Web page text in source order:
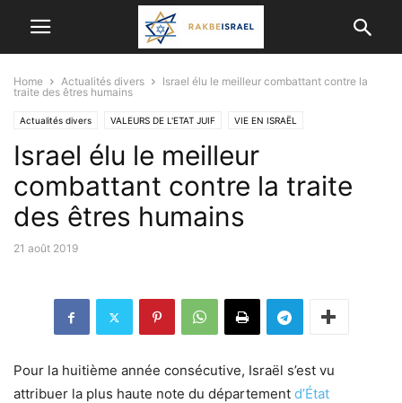
Home Actualités divers
Israel élu le meilleur combattant contre la
traite des êtres humains
Actualités divers VALEURS DE L'ETAT JUIF VIE EN ISRAËL
Israel élu le meilleur
combattant contre la traite
des êtres humains
21 août 2019
Pour la huitième année consécutive, Israël s’est vu
attribuer la plus haute note du département d’État